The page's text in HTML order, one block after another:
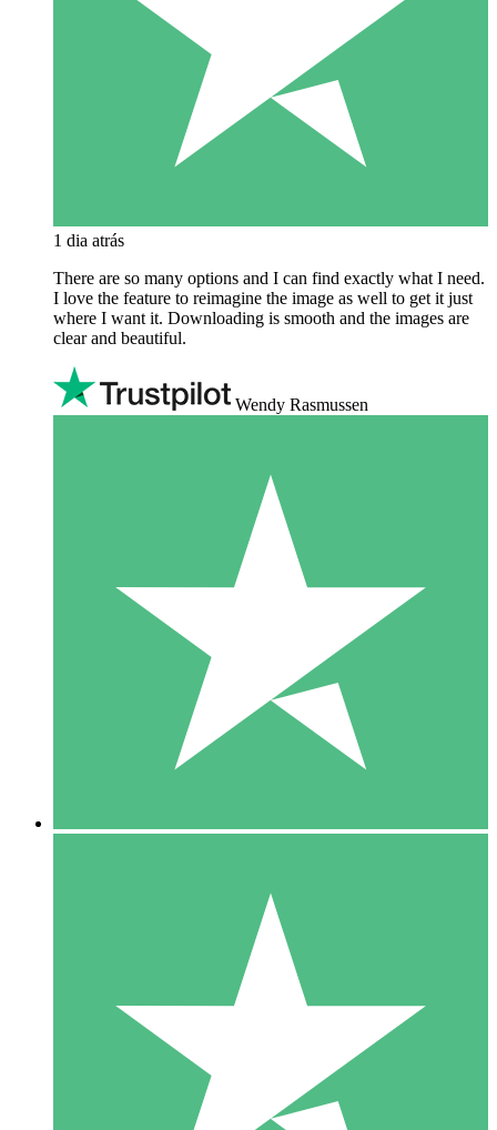
1 dia atrás
There are so many options and I can find exactly what I need.
I love the feature to reimagine the image as well to get it just
where I want it. Downloading is smooth and the images are
clear and beautiful.
Wendy Rasmussen